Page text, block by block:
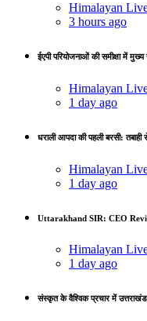
Himalayan
3 hours ago
ईएपी परियोजनाओं की समीक्षा में
Himalayan
1 day ago
धराली आपदा की पहली बरसी: तबाही
Himalayan
1 day ago
Uttarakhand SIR: CEO
Himalayan
1 day ago
संस्कृत के वैश्विक प्रचार में